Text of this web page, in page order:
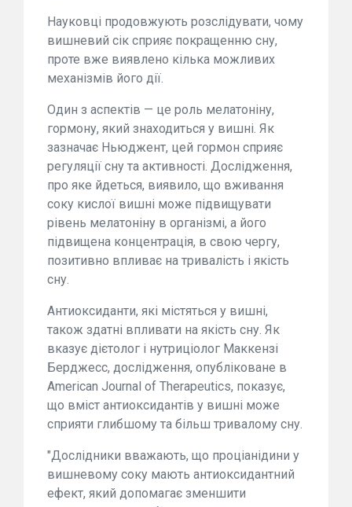
Науковці продовжують розслідувати, чому
вишневий сік сприяє покращенню сну,
проте вже виявлено кілька можливих
механізмів його дії.
Один з аспектів — це роль мелатоніну,
гормону, який знаходиться у вишні. Як
зазначає Ньюджент, цей гормон сприяє
регуляції сну та активності. Дослідження,
про яке йдеться, виявило, що вживання
соку кислої вишні може підвищувати
рівень мелатоніну в організмі, а його
підвищена концентрація, в свою чергу,
позитивно впливає на тривалість і якість
сну.
Антиоксиданти, які містяться у вишні,
також здатні впливати на якість сну. Як
вказує дієтолог і нутриціолог Маккензі
Берджесс, дослідження, опубліковане в
American Journal of Therapeutics, показує,
що вміст антиоксидантів у вишні може
сприяти глибшому та більш тривалому сну.
"Дослідники вважають, що проціанідини у
вишневому соку мають антиоксидантний
ефект, який допомагає зменшити